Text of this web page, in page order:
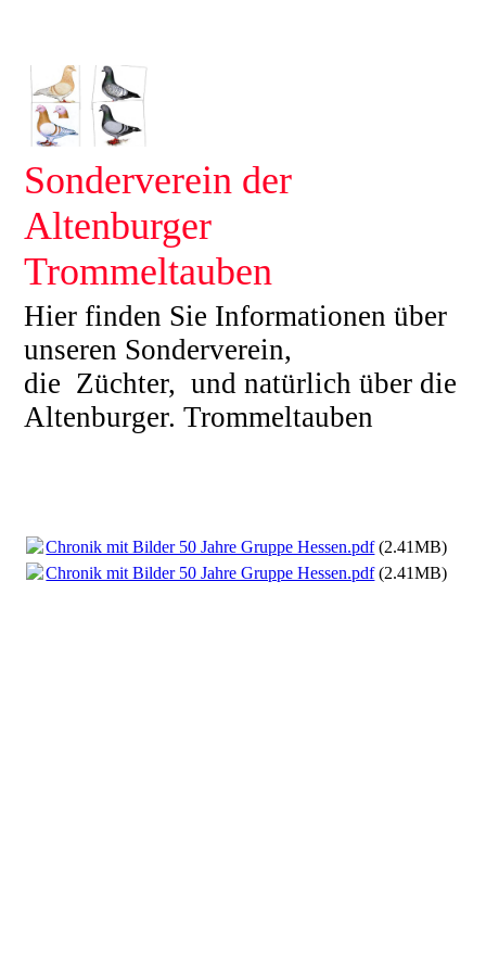
Sonderverein der
Altenburger
Trommeltauben
Hier finden Sie Informationen über
unseren Sonderverein,
die Züchter, und natürlich über die
Altenburger. Trommeltauben
Chronik mit Bilder 50 Jahre Gruppe Hessen.pdf(2.41MB)
Chronik mit Bilder 50 Jahre Gruppe Hessen.pdf(2.41MB)